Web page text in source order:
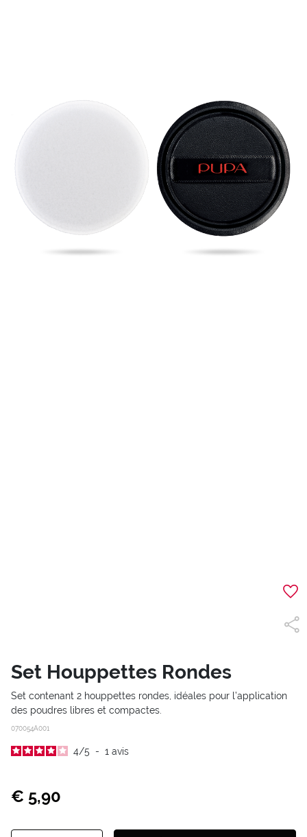
Set Houppettes Rondes
Set contenant 2 houppettes rondes, idéales pour l’application
des poudres libres et compactes.
070054A001
4/5 - 1 avis
€ 5,90